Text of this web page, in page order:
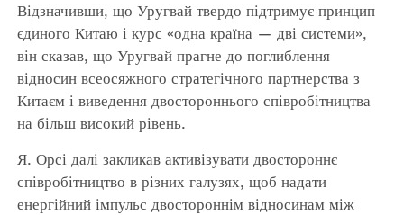
Відзначивши, що Уругвай твердо підтримує принцип
єдиного Китаю і курс «одна країна — дві системи»,
він сказав, що Уругвай прагне до поглиблення
відносин всеосяжного стратегічного партнерства з
Китаєм і виведення двостороннього співробітництва
на більш високий рівень.
Я. Орсі далі закликав активізувати двостороннє
співробітництво в різних галузях, щоб надати
енергійний імпульс двостороннім відносинам між